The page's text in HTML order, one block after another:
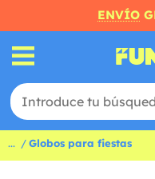
ENVÍO
... Globos para fiestas